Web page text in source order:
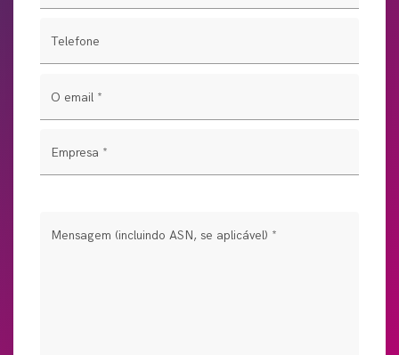
Telefone
O email *
Empresa *
Mensagem (incluindo ASN, se aplicável) *